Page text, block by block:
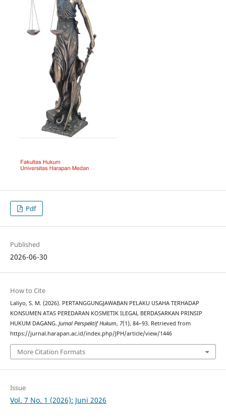
Pdf
Published
2026-06-30
How to Cite
Laliyo, S. M. (2026). PERTANGGUNGJAWABAN PELAKU USAHA TERHADAP
KONSUMEN ATAS PEREDARAN KOSMETIK ILEGAL BERDASARKAN PRINSIP
HUKUM DAGANG. Jurnal Perspektif Hukum, 7(1), 84–93. Retrieved from
https://jurnal.harapan.ac.id/index.php/JPH/article/view/1446
More Citation Formats
Issue
Vol. 7 No. 1 (2026): Juni 2026